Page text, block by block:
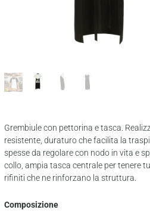
Grembiule con pettorina e tasca.
resistente, duraturo che facilita la
spesse da regolare con nodo in vita e
collo, ampia tasca centrale per tenere
rifiniti che ne rinforzano la struttura.
Composizione